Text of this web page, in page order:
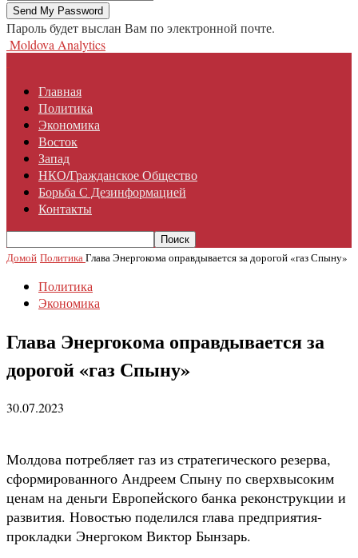
Пароль будет выслан Вам по электронной почте.
Moldova Analytics
Главная
Политика
Экономика
Восток
Запад
НКО/гражданское Общество
Борьба С Дезинформацией
Контакты
Домой ПолитикаГлава Энергокома оправдывается за дорогой «газ Спыну»
Политика
Экономика
Глава Энергокома оправдывается за
дорогой «газ Спыну»
30.07.2023
Молдова потребляет газ из стратегического резерва,
сформированного Андреем Спыну по сверхвысоким
ценам на деньги Европейского банка реконструкции и
развития. Новостью поделился глава предприятия-
прокладки Энергоком Виктор Бынзарь.